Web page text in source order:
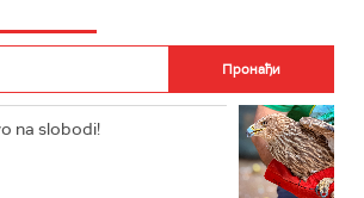
na slobodi!